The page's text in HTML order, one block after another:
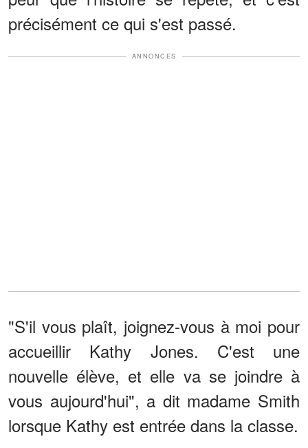
précisément ce qui s'est passé.
ANNONCES
"S'il vous plaît, joignez-vous à moi pour
accueillir Kathy Jones. C'est une
nouvelle élève, et elle va se joindre à
vous aujourd'hui", a dit madame Smith
lorsque Kathy est entrée dans la classe.